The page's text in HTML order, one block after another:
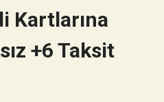
Kartlarına
+6 Taksit